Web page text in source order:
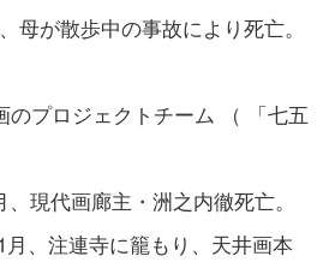
が散歩中の事故により死亡。
プロジェクトチーム （ 「七五
現代画廊主・洲之内徹死亡。
、注連寺に籠もり、天井画本